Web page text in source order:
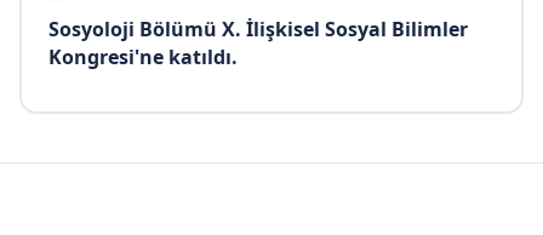
Sosyoloji Bölümü X. İlişkisel Sosyal Bilimler
Kongresi'ne katıldı.